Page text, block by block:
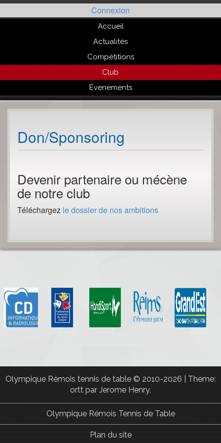
Passer
au
Connexion
Accueil
Actualités
Compétitions
Club
Évenements
Don/Sponsoring
Devenir partenaire ou mécène
de notre club
Téléchargez le dossier de nos ambitions
Olympique Rémois tennis de table © 2010-2026
Thème:
ortt par Jerome Henry.
Olympique Rémois Tennis de Table
Plan du site